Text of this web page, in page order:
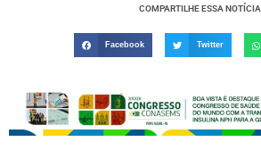
COMPARTILHE ESSA NOTÍCIA
Facebook Twitter